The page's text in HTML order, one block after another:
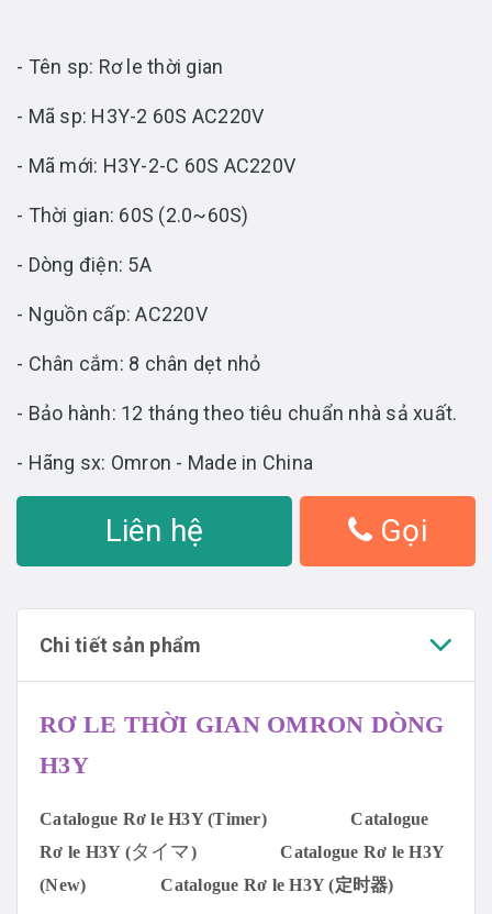
- Tên sp: Rơ le thời gian
- Mã sp: H3Y-2 60S AC220V
- Mã mới: H3Y-2-C 60S AC220V
- Thời gian: 60S (2.0~60S)
- Dòng điện: 5A
- Nguồn cấp: AC220V
- Chân cắm: 8 chân dẹt nhỏ
- Bảo hành: 12 tháng theo tiêu chuẩn nhà sả xuất.
- Hãng sx: Omron - Made in China
Liên hệ Gọi
Chi tiết sản phẩm
RƠ LE THỜI GIAN OMRON DÒNG
H3Y
Catalogue Rơ le H3Y (Timer)
Catalogue
Rơ le H3Y (タイマ)
Catalogue Rơ le H3Y
(New)
Catalogue Rơ le H3Y (定时器)